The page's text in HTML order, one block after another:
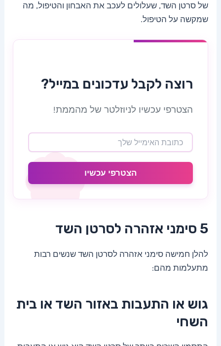
של סרטן השד, שעלולים לעכב את האבחון והטיפול, מה
שמקשה על הטיפול.
רוצה לקבל עדכונים במייל?
הצטרפי עכשיו לניוזלטר של מהממת!
הצטרפי עכשיו
5 סימני אזהרה לסרטן השד
להלן חמישה סימני אזהרה לסרטן השד שנשים רבות
מתעלמות מהם:
גוש או התעבות באזור השד או בית
השחי